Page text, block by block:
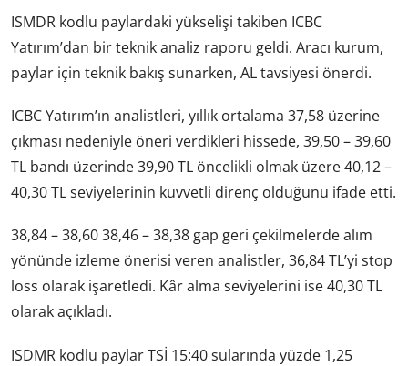
ISMDR kodlu paylardaki yükselişi takiben ICBC
Yatırım’dan bir teknik analiz raporu geldi. Aracı kurum,
paylar için teknik bakış sunarken, AL tavsiyesi önerdi.
ICBC Yatırım’ın analistleri, yıllık ortalama 37,58 üzerine
çıkması nedeniyle öneri verdikleri hissede, 39,50 – 39,60
TL bandı üzerinde 39,90 TL öncelikli olmak üzere 40,12 –
40,30 TL seviyelerinin kuvvetli direnç olduğunu ifade etti.
38,84 – 38,60 38,46 – 38,38 gap geri çekilmelerde alım
yönünde izleme önerisi veren analistler, 36,84 TL’yi stop
loss olarak işaretledi. Kâr alma seviyelerini ise 40,30 TL
olarak açıkladı.
ISDMR kodlu paylar TSİ 15:40 sularında yüzde 1,25